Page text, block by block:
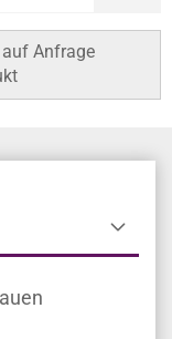
Anfrage